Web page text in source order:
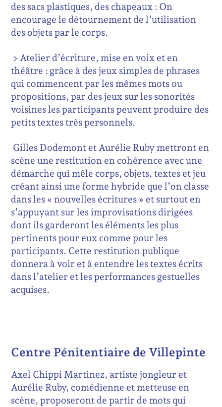
des sacs plastiques, des chapeaux : On
encourage le détournement de l’utilisation
des objets par le corps.
> Atelier d’écriture, mise en voix et en
théâtre : grâce à des jeux simples de phrases
qui commencent par les mêmes mots ou
propositions, par des jeux sur les sonorités
voisines les participants peuvent produire des
petits textes très personnels.
Gilles Dodemont et Aurélie Ruby mettront en
scène une restitution en cohérence avec une
démarche qui mêle corps, objets, textes et jeu
créant ainsi une forme hybride que l’on classe
dans les « nouvelles écritures » et surtout en
s’appuyant sur les improvisations dirigées
dont ils garderont les éléments les plus
pertinents pour eux comme pour les
participants. Cette restitution publique
donnera à voir et à entendre les textes écrits
dans l’atelier et les performances gestuelles
acquises.
Centre Pénitentiaire de Villepinte
Axel Chippi Martinez, artiste jongleur et
Aurélie Ruby, comédienne et metteuse en
scène, proposeront de partir de mots qui